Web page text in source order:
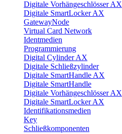
Digitale Vorhängeschlösser AX
Digitale SmartLocker AX
GatewayNode
Virtual Card Network
Identmedien
Programmierung
Digital Cylinder AX
Digitale Schließzylinder
Digitale SmartHandle AX
Digitale SmartHandle
Digitale Vorhängeschlösser AX
Digitale SmartLocker AX
Identifikationsmedien
Key
Schließkomponenten